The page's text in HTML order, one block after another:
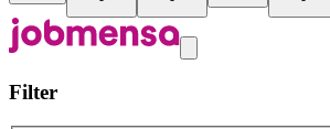
Filter